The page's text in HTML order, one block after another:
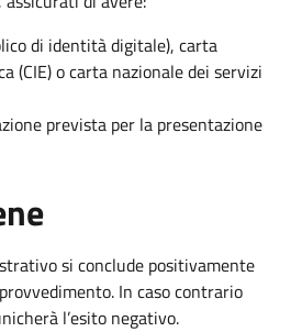
di identità digitale), carta
(CIE) o carta nazionale dei servizi
prevista per la presentazione
si conclude positivamente
In caso contrario
l’esito negativo.